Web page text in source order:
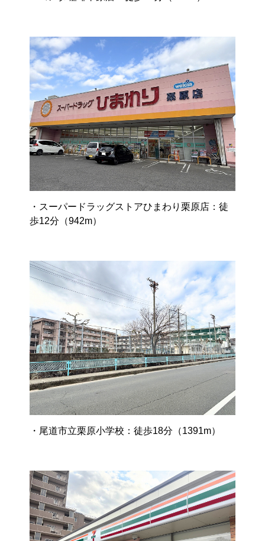
・スーパードラッグストアひまわり栗原店：徒
歩12分（942m）
・尾道市立栗原小学校：徒歩18分（1391m）